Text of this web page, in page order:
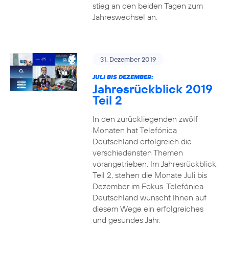
stieg an den beiden Tagen zum
Jahreswechsel an.
31. Dezember 2019
JULI BIS DEZEMBER:
Jahresrückblick 2019
Teil 2
In den zurückliegenden zwölf
Monaten hat Telefónica
Deutschland erfolgreich die
verschiedensten Themen
vorangetrieben. Im Jahresrückblick,
Teil 2, stehen die Monate Juli bis
Dezember im Fokus. Telefónica
Deutschland wünscht Ihnen auf
diesem Wege ein erfolgreiches
und gesundes Jahr.